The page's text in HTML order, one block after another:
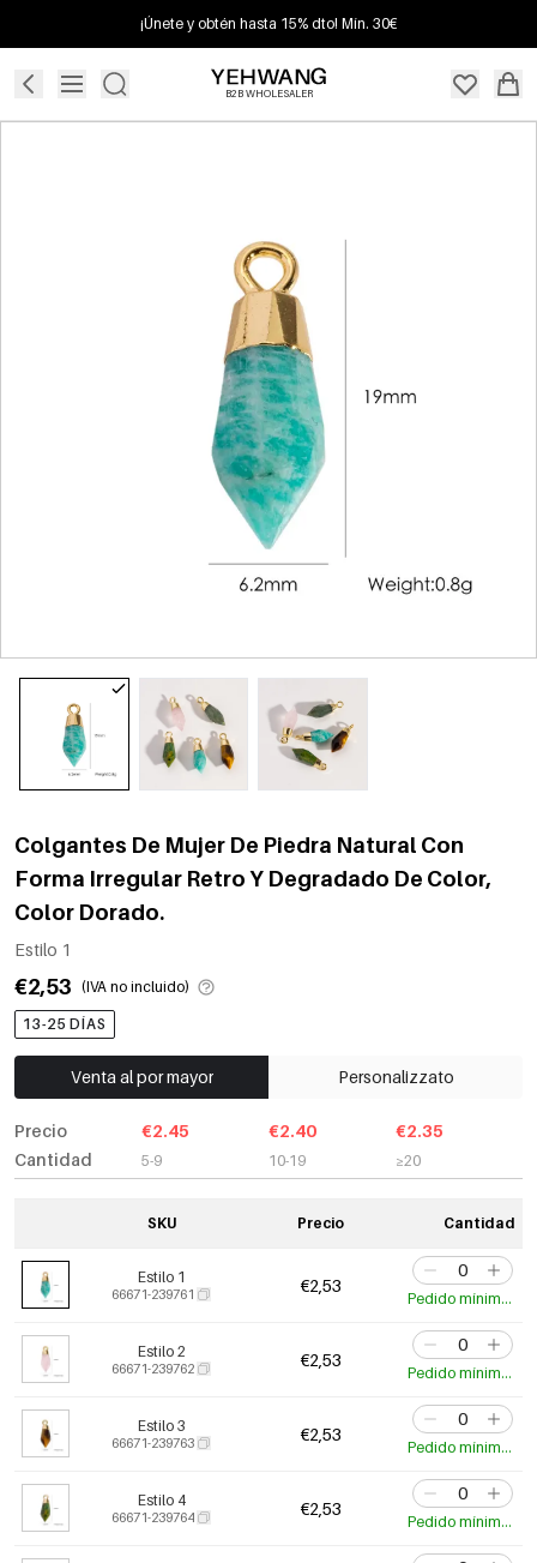
¡Únete y obtén hasta 15% dto! Mín. 30€
B2B WHOLESALER
Colgantes De Mujer De Piedra Natural Con
Forma Irregular Retro Y Degradado De Color,
Color Dorado.
Estilo 1
€2,53 (IVA no incluido)
13-25 DÍAS
Venta al por mayor Personalizzato
Precio
Cantidad
€2.45
5-9
€2.40
10-19
€2.35
≥20
SKU Precio Cantidad
Estilo 1
66671-239761 €2,53
Pedido mínimo de 3 uds.
Estilo 2
66671-239762 €2,53
Pedido mínimo de 3 uds.
Estilo 3
66671-239763 €2,53
Pedido mínimo de 3 uds.
Estilo 4
66671-239764 €2,53
Pedido mínimo de 3 uds.